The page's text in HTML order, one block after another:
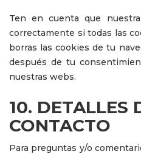
Ten en cuenta que
correctamente si todas las
borras las cookies de tu
después de tu
nuestras webs.
10. DETALLES
CONTACTO
Para preguntas y/o